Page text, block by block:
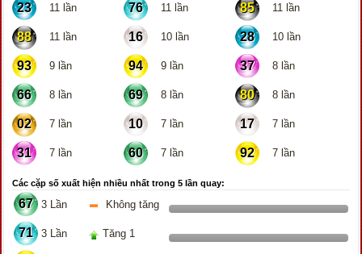
23 11 lần 76 11 lần 85 11 lần
88 11 lần 16 10 lần 28 10 lần
93 9 lần 94 9 lần 37 8 lần
66 8 lần 69 8 lần 80 8 lần
02 7 lần 10 7 lần 17 7 lần
31 7 lần 60 7 lần 92 7 lần
Các cặp số xuất hiện nhiều nhất trong 5 lần quay:
67 3 Lần Không tăng
71 3 Lần Tăng 1